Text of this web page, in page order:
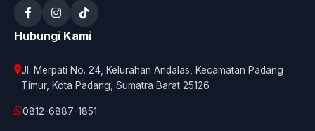
Hubungi Kami
Jl. Merpati No. 24, Kelurahan Andalas, Kecamatan Padang
Timur, Kota Padang, Sumatra Barat 25126
0812-6887-1851